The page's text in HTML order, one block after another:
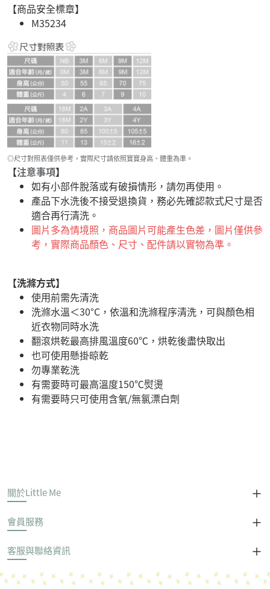
【商品安全標章】
M35234
◎尺寸對照表僅供參考，實際尺寸請依照寶寶身高、體重為準。
【注意事項】
如有小部件脫落或有破損情形，請勿再使用。
產品下水洗後不接受退換貨，務必先確認款式尺寸是否
適合再行清洗。
圖片多為情境照，商品圖片可能產生色差，圖片僅供參
考，實際商品顏色、尺寸、配件請以實物為準。
【洗滌方式】
使用前需先清洗
洗滌水溫＜30°C，依溫和洗滌程序清洗，可與顏色相
近衣物同時水洗
翻滾烘乾最高排風溫度60℃，烘乾後盡快取出
也可使用懸掛晾乾
勿專業乾洗
有需要時可最高溫度150℃熨燙
有需要時只可使用含氧/無氯漂白劑
關於Little Me
會員服務
客服與聯絡資訊